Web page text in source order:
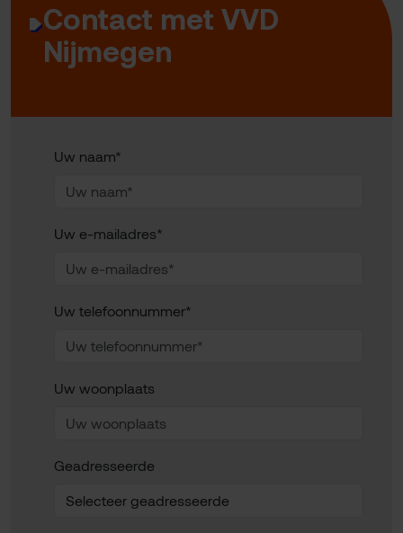
Contact met VVD
Nijmegen
Uw naam*
Uw e-mailadres*
Uw telefoonnummer*
Uw woonplaats
Geadresseerde